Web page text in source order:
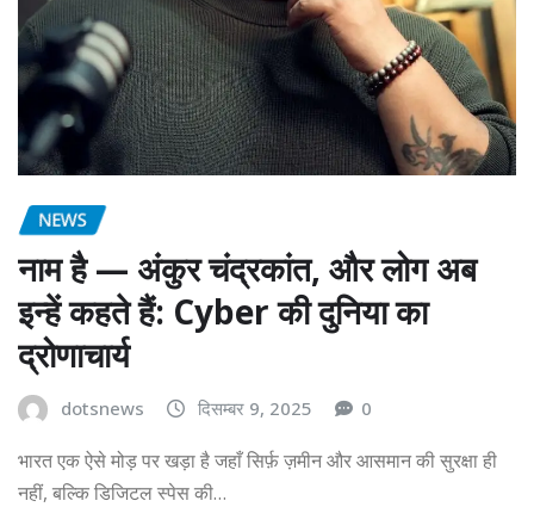
NEWS
नाम है — अंकुर चंद्रकांत, और लोग अब
इन्हें कहते हैं: Cyber की दुनिया का
द्रोणाचार्य
dotsnews दिसम्बर 9, 2025 0
भारत एक ऐसे मोड़ पर खड़ा है जहाँ सिर्फ़ ज़मीन और आसमान की सुरक्षा ही
नहीं, बल्कि डिजिटल स्पेस की…